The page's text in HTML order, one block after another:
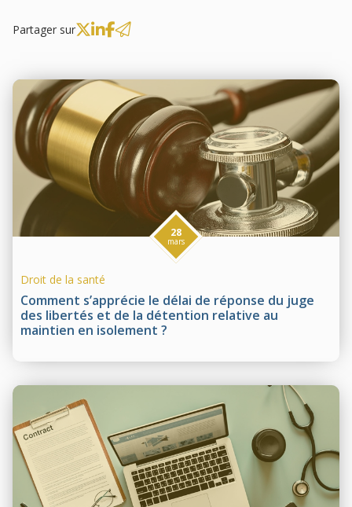
Partager sur
Comment s’apprécie le délai de réponse du juge
des libertés et de la détention relative au
maintien en isolement ?
28
mars
Droit de la santé